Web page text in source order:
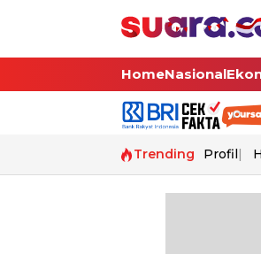
HomeNasional
Trending Profil